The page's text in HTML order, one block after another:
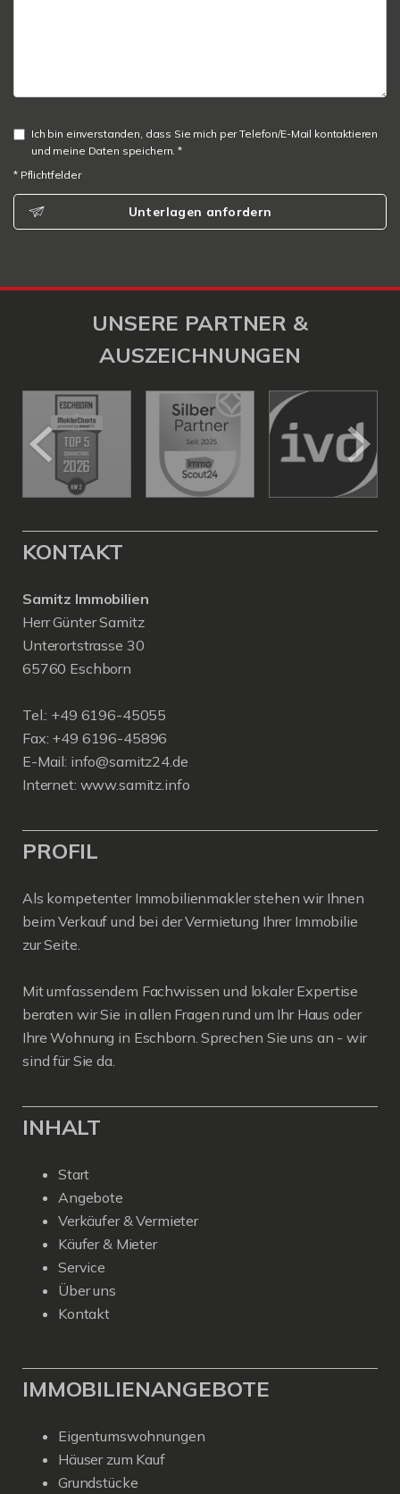
Ich bin einverstanden, dass Sie mich per Telefon/E-Mail kontaktieren
und meine Daten speichern. *
* Pflichtfelder
Unterlagen anfordern
UNSERE PARTNER &
AUSZEICHNUNGEN
KONTAKT
Samitz Immobilien
Herr Günter Samitz
Unterortstrasse 30
65760 Eschborn
Tel.: +49 6196-45055
Fax: +49 6196-45896
E-Mail: info@samitz24.de
Internet: www.samitz.info
PROFIL
Als kompetenter Immobilienmakler stehen wir Ihnen
beim Verkauf und bei der Vermietung Ihrer Immobilie
zur Seite.
Mit umfassendem Fachwissen und lokaler Expertise
beraten wir Sie in allen Fragen rund um Ihr Haus oder
Ihre Wohnung in Eschborn. Sprechen Sie uns an - wir
sind für Sie da.
INHALT
Start
Angebote
Verkäufer & Vermieter
Käufer & Mieter
Service
Über uns
Kontakt
IMMOBILIENANGEBOTE
Eigentumswohnungen
Häuser zum Kauf
Grundstücke